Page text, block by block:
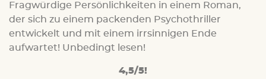
Fragwürdige Persönlichkeiten in einem Roman,
der sich zu einem packenden Psychothriller
entwickelt und mit einem irrsinnigen Ende
aufwartet! Unbedingt lesen!
4,5/5!